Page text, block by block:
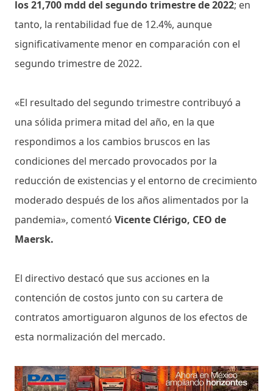
los 21,700 mdd del segundo trimestre de 2022; en
tanto, la rentabilidad fue de 12.4%, aunque
significativamente menor en comparación con el
segundo trimestre de 2022.
«El resultado del segundo trimestre contribuyó a
una sólida primera mitad del año, en la que
respondimos a los cambios bruscos en las
condiciones del mercado provocados por la
reducción de existencias y el entorno de crecimiento
moderado después de los años alimentados por la
pandemia», comentó Vicente Clérigo, CEO de
Maersk.
El directivo destacó que sus acciones en la
contención de costos junto con su cartera de
contratos amortiguaron algunos de los efectos de
esta normalización del mercado.